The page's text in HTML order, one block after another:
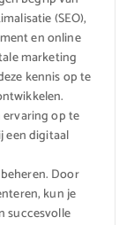
(SEO),
en online
marketing
kennis op te
ervaring op te
een digitaal
Door
kun je
succesvolle